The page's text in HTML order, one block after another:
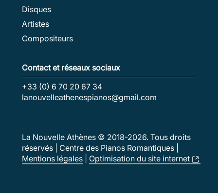
Disques
Artistes
Compositeurs
Contact et réseaux sociaux
+33 (0) 6 70 20 67 34
lanouvelleathenespianos@gmail.com
La Nouvelle Athènes © 2018-2026. Tous droits
réservés | Centre des Pianos Romantiques |
Mentions légales| Optimisation du site internet